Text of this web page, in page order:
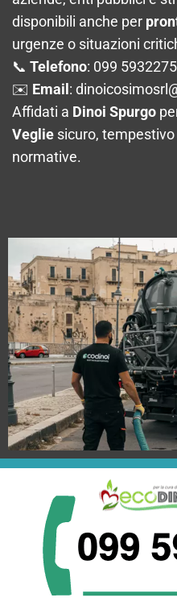
disponibili anche per
urgenze o situazioni
📞 Telefono: 099 5932275
✉️ Email :
Affidati a Dinoi Spurgo
Veglie sicuro,
normative.